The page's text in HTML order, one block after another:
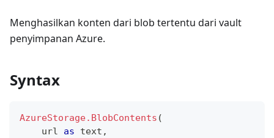
Menghasilkan konten dari blob tertentu dari vault
penyimpanan Azure.
Syntax
AzureStorage.BlobContents (
    url
as text ,